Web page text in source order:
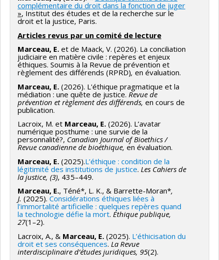
même du juge, soit celle de trancher un litige, se
transforme.
Dans ce contexte spécifique, les juges accompagnent
les parties et facilitent les discussions, afin de
permettre la mise à jour d’une solution qui n’est plus
du domaine strictement juridique. Lorsqu’elle est
réussie, la conciliation conduit à une entente mutuelle
satisfaisante entre les parties, qui tient compte de
leurs besoins, intérêts et positionnements. Mais tout
aussi porteuse que la conciliation puisse être, elle
nécessite un encadrement afin d’offrir des garanties
que son résultat soit juste et équitable. De fait, le juge
conciliateur jouit d’une grande autorité morale vis-à-
vis les parties, ce qui rend nécessaire une meilleure
prise en compte des enjeux éthiques liés à la
conciliation judiciaire. À cet égard, la recherche du
« bon comportement » du juge nécessite certes une
recherche de la norme déontologique et à son
respect, mais également une prise en compte des
enjeux éthiques. L’éthique va en effet plus loin que la
déontologie, car elle permet de s’interroger à partir
impacts sociétaux de l’IA et du numérique, projets
innovants, volet 5, 152 400$
Collaboratrice: L’Honorable Marie-Josée Hogue, juge
à la Cour d’appel du Québec et médiatrice judiciaire à
la Cour d’appel
FINACEMENT: Fonds de recherche du Québec–
Société et culture (FRQSC) d’un montant de 152 400 $
et de désaccord quant aux enjeux et pistes de
solutions envisageables pour faciliter le travail des
CER tout en maintenant une protection optimale des
participantes et participants à la recherche. À la
lumière des résultats de notre étude, nous
développerons, en concertation avec une table de
travail constituée de collaboratrices et collaborateurs
clés, des outils et des recommandations pour les CER
en milieu collégial et autres parties prenantes en
éthique de la recherche. Ces outils et ces
recommandations, tout comme les résultats de notre
recherche, seront diffusés par plusieurs canaux et en
partenariat avec différentes organisations, dont
l’Association pour la recherche au collégial (ARC).
Source de financement : FRQ/Fonds de
recherche du Québec - Société et culture
(FRQSC)- Programme de subvention : Éthi_C -
190 080 $
complémentaire du droit dans la fonction de juger
», Institut des études et de la recherche sur le
droit et la justice, Paris.
Articles revus par un comité de lecture
Marceau, E. et de Maack, V. (2026). La conciliation
judiciaire en matière civile : repères et enjeux
éthiques. Soumis à la Revue de prévention et
règlement des différends (RPRD), en évaluation.
Marceau, E. (2026). L'éthique pragmatique et la
médiation : une quête de justice. Revue de
prévention et règlement des différends, en cours de
publication.
Lacroix, M. et Marceau, E. (2026). L’avatar
numérique posthume : une survie de la
personnalité?, Canadian Journal of Bioethics /
Revue canadienne de bioéthique, en évaluation.
Marceau, E. (2025).L’éthique : condition de la
légitimité des institutions de justice. Les Cahiers de
la justice, (3), 435–449.
Marceau, E., Téné*, L. K., & Barrette-Moran*,
J. (2025). Considérations éthiques liées à
l’immortalité artificielle : quelques repères quand
la technologie défie la mort. Éthique publique,
27(1–2).
Lacroix, A., & Marceau, E. (2025). L’éthicisation du
droit et ses conséquences. La Revue
interdisciplinaire d’études juridiques, 95(2).